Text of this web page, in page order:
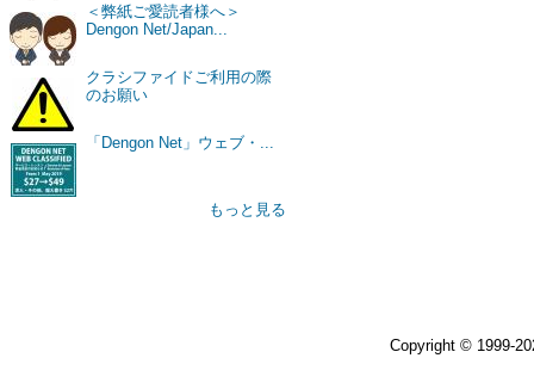
＜弊紙ご愛読者様へ＞
Dengon Net/Japan...
クラシファイドご利用の際
のお願い
「Dengon Net」ウェブ・...
もっと見る
Copyright © 1999-